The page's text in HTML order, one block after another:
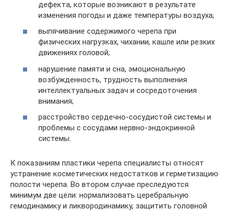
дефекта, которые возникают в результате
изменения погоды и даже температуры воздуха;
выпячивание содержимого черепа при
физических нагрузках, чихании, кашле или резких
движениях головой;
нарушение памяти и сна, эмоциональную
возбужденность, трудность выполнения
интеллектуальных задач и сосредоточения
внимания;
расстройство сердечно-сосудистой системы и
проблемы с сосудами нервно-эндокринной
системы.
К показаниям пластики черепа специалисты относят
устранение косметических недостатков и герметизацию
полости черепа. Во втором случае преследуются
минимум две цели: нормализовать церебральную
гемодинамику и ликвородинамику, защитить головной